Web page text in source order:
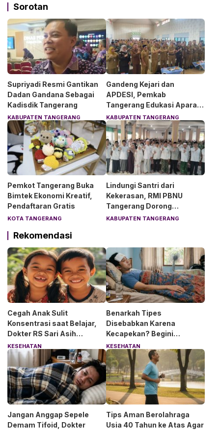
Sorotan
Supriyadi Resmi Gantikan
Dadan Gandana Sebagai
Kadisdik Tangerang
KABUPATEN TANGERANG
Gandeng Kejari dan
APDESI, Pemkab
Tangerang Edukasi Aparat
Desa Soal Hukum
KABUPATEN TANGERANG
Pemkot Tangerang Buka
Bimtek Ekonomi Kreatif,
Pendaftaran Gratis
KOTA TANGERANG
Lindungi Santri dari
Kekerasan, RMI PBNU
Tangerang Dorong
Lingkungan Pesantren
KABUPATEN TANGERANG
Rekomendasi
Cegah Anak Sulit
Konsentrasi saat Belajar,
Dokter RS Sari Asih
Anjurkan 6 Asupan Ini
KESEHATAN
Benarkah Tipes
Disebabkan Karena
Kecapekan? Begini
Penjelasan Dokter RS Sari
Asih Bintaro
KESEHATAN
Jangan Anggap Sepele
Demam Tifoid, Dokter
Tips Aman Berolahraga
Usia 40 Tahun ke Atas Agar